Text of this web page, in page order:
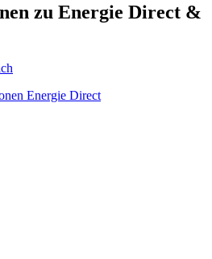
zu Energie Direct &
Energie Direct